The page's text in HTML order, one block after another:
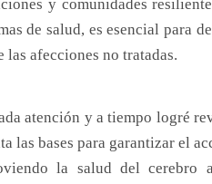
y comunidades
de salud, es esencial para
afecciones no tratadas.
atención y a tiempo logré
las bases para garantizar el
la salud del